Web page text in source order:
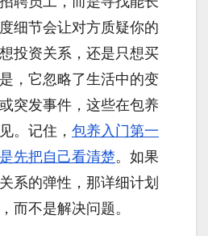
细节会让对方质疑你的
投资关系，还是只想买
，它忽略了生活中的变
突发事件，这些在包养
。记住， 包养入门第一
先把自己看清楚。如果
系的弹性，那详细计划
而不是解决问题。